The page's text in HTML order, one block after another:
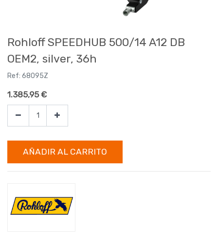
Rohloff SPEEDHUB 500/14 A12 DB
OEM2, silver, 36h
Ref: 68095Z
1.385,95€
AÑADIR AL CARRITO